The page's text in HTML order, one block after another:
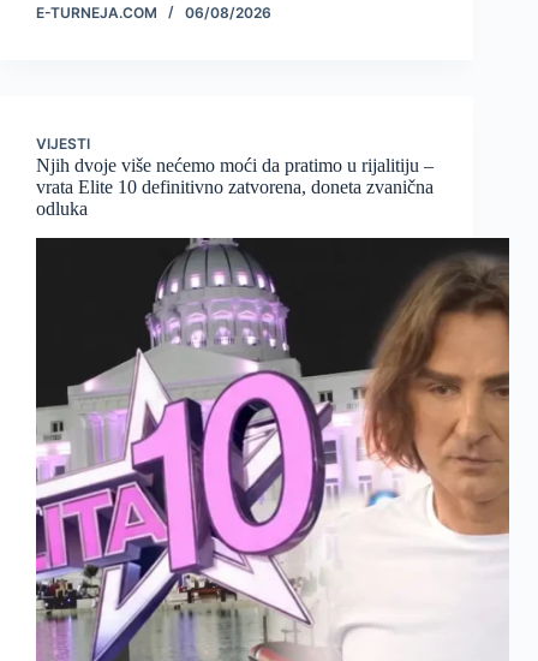
E-TURNEJA.COM 06/08/2026
VIJESTI
Njih dvoje više nećemo moći da pratimo u rijalitiju –
vrata Elite 10 definitivno zatvorena, doneta zvanična
odluka